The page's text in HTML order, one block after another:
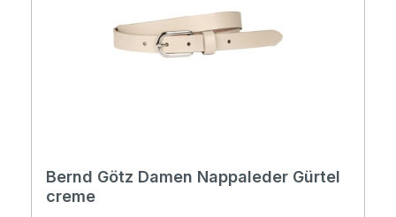
Bernd Götz Damen Nappaleder Gürtel
creme